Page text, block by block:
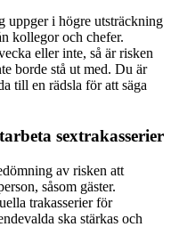
uppger i högre utsträckning
kollegor och chefer.
eller inte, så är risken
borde stå ut med. Du är
till en rädsla för att säga
sextrakasserier
av risken att
såsom gäster.
trakasserier för
ska stärkas och